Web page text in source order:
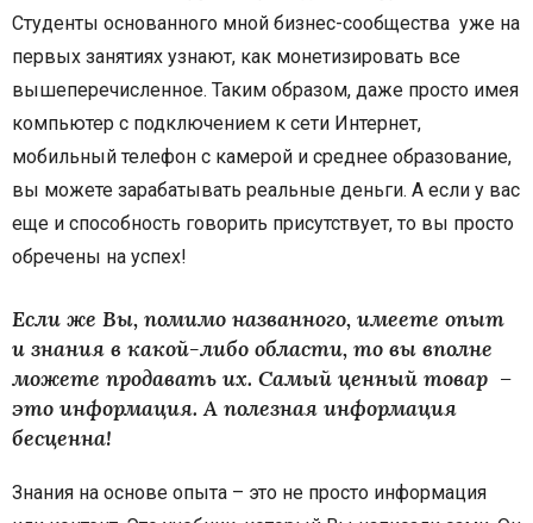
Студенты основанного мной бизнес-сообщества уже на
первых занятиях узнают, как монетизировать все
вышеперечисленное. Таким образом, даже просто имея
компьютер с подключением к сети Интернет,
мобильный телефон с камерой и среднее образование,
вы можете зарабатывать реальные деньги. А если у вас
еще и способность говорить присутствует, то вы просто
обречены на успех!
Если же Вы, помимо названного, имеете опыт
и знания в какой-либо области, то вы вполне
можете продавать их. Самый ценный товар –
это информация. А полезная информация
бесценна!
Знания на основе опыта – это не просто информация